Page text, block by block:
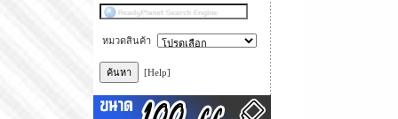
หมวดสินค้า
[Help]